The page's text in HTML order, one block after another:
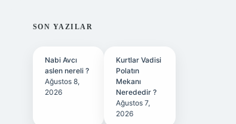
SIDEBAR
SON YAZILAR
Nabi Avcı
aslen nereli ?
Ağustos 8,
2026
Kurtlar Vadisi
Polatın
Mekanı
Nerededir ?
Ağustos 7,
2026